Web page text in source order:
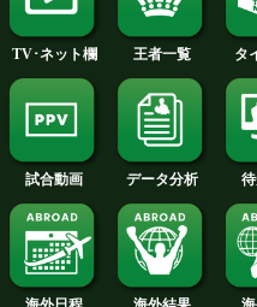
エストラーダが1年半
の前日計量
今月のタイ